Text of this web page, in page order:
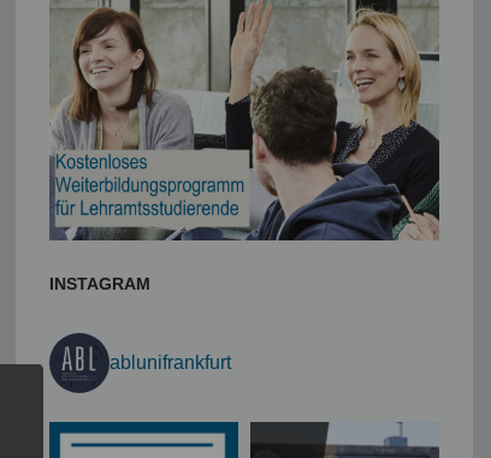
INSTAGRAM
ablunifrankfurt